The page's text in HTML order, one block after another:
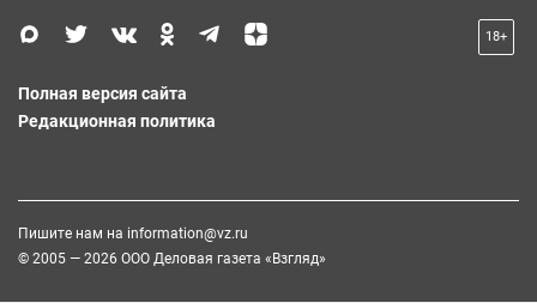
18+
Полная версия сайта
Редакционная политика
Пишите нам на information@vz.ru
© 2005 — 2026 ООО Деловая газета «Взгляд»